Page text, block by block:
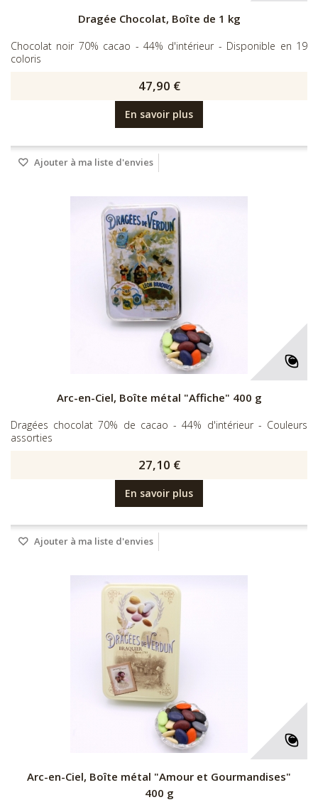
Dragée Chocolat, Boîte de 1 kg
Chocolat noir 70% cacao - 44% d'intérieur - Disponible en 19
coloris
47,90 €
En savoir plus
Ajouter à ma liste d'envies
Arc-en-Ciel, Boîte métal "Affiche" 400 g
Dragées chocolat 70% de cacao - 44% d'intérieur - Couleurs
assorties
27,10 €
En savoir plus
Ajouter à ma liste d'envies
Arc-en-Ciel, Boîte métal "Amour et Gourmandises"
400 g